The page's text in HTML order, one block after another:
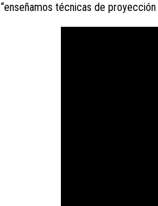
“enseñamos técnicas de